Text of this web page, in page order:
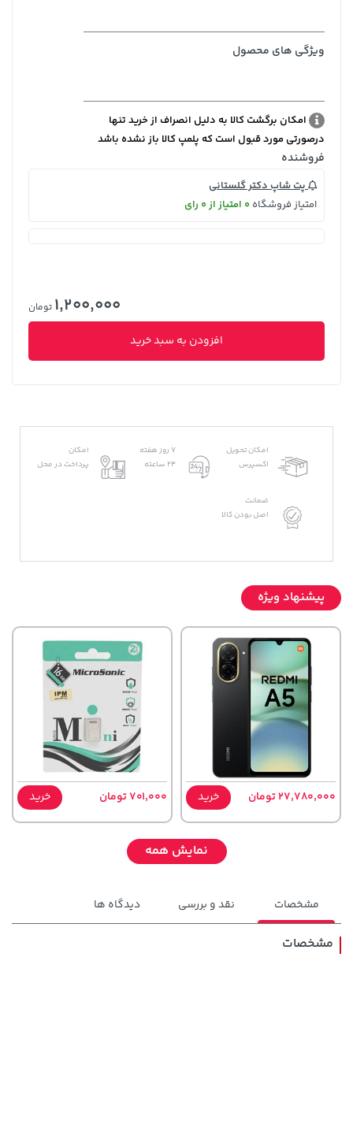
ویژگی های محصول
امکان برگشت کالا به دلیل انصراف از خرید تنها
درصورتی مورد قبول است که پلمپ کالا باز نشده باشد
فروشنده
پت شاپ دکتر گلستانی
امتیاز فروشگاه 0 امتیاز از 0 رای
1,200,000 تومان
افزودن به سبد خرید
امکان تحویل
اکسپرس
7 روز هفته
24 ساعته
امکان
پرداخت در محل
ضمانت
اصل بودن کالا
پیشنهاد ویژه
27,780,000 تومان خرید 701,000 تومان خرید
نمایش همه
مشخصات نقد و بررسی دیدگاه ها
مشخصات